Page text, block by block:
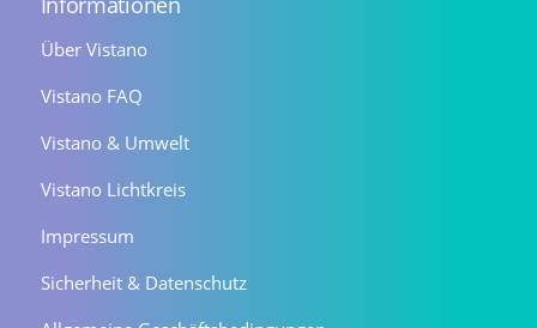
Über Vistano
Vistano FAQ
Vistano & Umwelt
Vistano Lichtkreis
Impressum
Sicherheit & Datenschutz